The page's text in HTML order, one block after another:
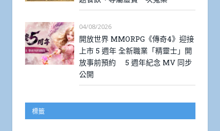
《絕區零》X animate 香港「美味
題餐飲、專屬虛寶一次蒐集
04/08/2026
開放世界 MMORPG《傳奇4》迎接
上市 5 週年 全新職業「精靈士」開